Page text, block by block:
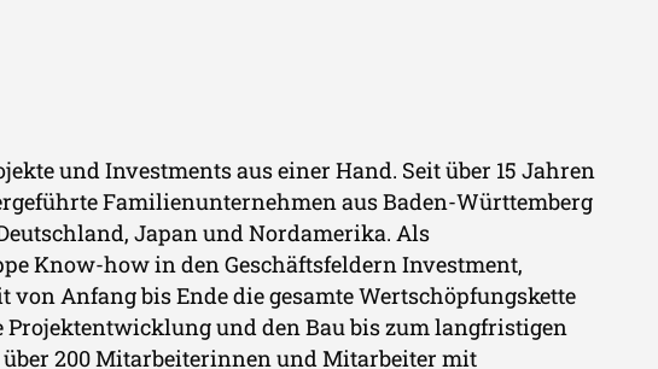
und Investments aus einer Hand. Seit über 15 Jahren
Familienunternehmen aus Baden-Württemberg
Japan und Nordamerika. Als
Know-how in den Geschäftsfeldern Investment,
Anfang bis Ende die gesamte Wertschöpfungskette
und den Bau bis zum langfristigen
200 Mitarbeiterinnen und Mitarbeiter mit